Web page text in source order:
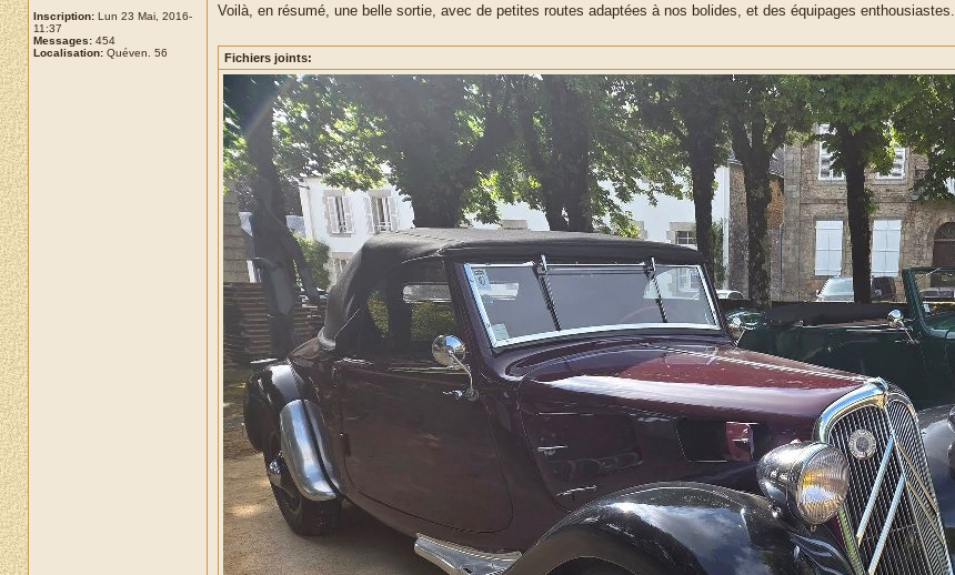
Inscription: Lun 23 Mai, 2016-
11:37
Messages: 454
Localisation: Quéven. 56
Voilà, en résumé, une belle sortie, avec de petites routes adaptées à nos bolides, et des équipages enthousiastes.
Fichiers joints: